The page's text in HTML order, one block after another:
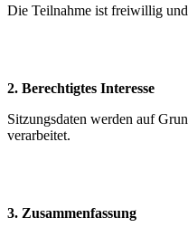
Die Teilnahme ist freiwillig
2. Berechtigtes Interesse
Sitzungsdaten werden auf
verarbeitet.
3. Zusammenfassung